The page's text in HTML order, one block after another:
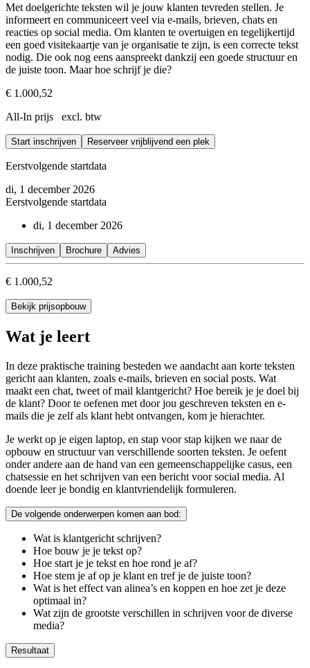
Met doelgerichte teksten wil je jouw klanten tevreden stellen. Je
informeert en communiceert veel via e-mails, brieven, chats en
reacties op social media. Om klanten te overtuigen en tegelijkertijd
een goed visitekaartje van je organisatie te zijn, is een correcte tekst
nodig. Die ook nog eens aanspreekt dankzij een goede structuur en
de juiste toon. Maar hoe schrijf je die?
€ 1.000,52
All-In prijs excl. btw
Start inschrijven Reserveer vrijblijvend een plek
Eerstvolgende startdata
di, 1 december 2026
Eerstvolgende startdata
di, 1 december 2026
Inschrijven Brochure Advies
€ 1.000,52
Bekijk prijsopbouw
Wat je leert
In deze praktische training besteden we aandacht aan korte teksten
gericht aan klanten, zoals e-mails, brieven en social posts. Wat
maakt een chat, tweet of mail klantgericht? Hoe bereik je je doel bij
de klant? Door te oefenen met door jou geschreven teksten en e-
mails die je zelf als klant hebt ontvangen, kom je hierachter.
Je werkt op je eigen laptop, en stap voor stap kijken we naar de
opbouw en structuur van verschillende soorten teksten. Je oefent
onder andere aan de hand van een gemeenschappelijke casus, een
chatsessie en het schrijven van een bericht voor social media. Al
doende leer je bondig en klantvriendelijk formuleren.
De volgende onderwerpen komen aan bod:
Wat is klantgericht schrijven?
Hoe bouw je je tekst op?
Hoe start je je tekst en hoe rond je af?
Hoe stem je af op je klant en tref je de juiste toon?
Wat is het effect van alinea’s en koppen en hoe zet je deze
optimaal in?
Wat zijn de grootste verschillen in schrijven voor de diverse
media?
Resultaat